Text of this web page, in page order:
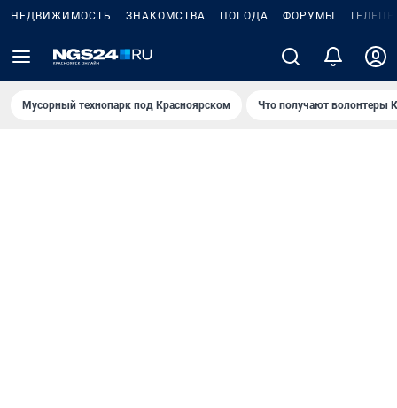
НЕДВИЖИМОСТЬ ЗНАКОМСТВА ПОГОДА ФОРУМЫ
Мусорный технопарк под Крaсноярском Что получают волонтеры